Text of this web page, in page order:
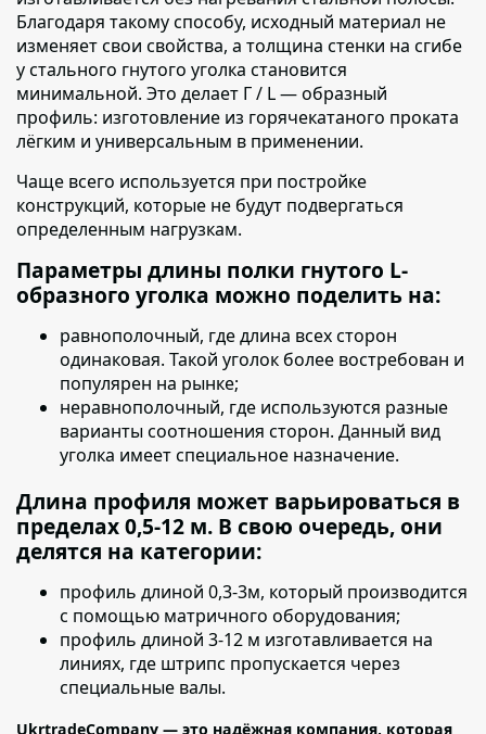
Благодаря такому способу, исходный материал не
изменяет свои свойства, а толщина стенки на сгибе
у стального гнутого уголка становится
минимальной. Это делает Г / L — образный
профиль: изготовление из горячекатаного проката
лёгким и универсальным в применении.
Чаще всего используется при постройке
конструкций, которые не будут подвергаться
определенным нагрузкам.
Параметры длины полки гнутого L-
образного уголка можно поделить на:
равнополочный, где длина всех сторон
одинаковая. Такой уголок более востребован и
популярен на рынке;
неравнополочный, где используются разные
варианты соотношения сторон. Данный вид
уголка имеет специальное назначение.
Длина профиля может варьироваться в
пределах 0,5-12 м. В свою очередь, они
делятся на категории:
профиль длиной 0,3-3м, который производится
с помощью матричного оборудования;
профиль длиной 3-12 м изготавливается на
линиях, где штрипс пропускается через
специальные валы.
UkrtradeCompany — это надёжная компания, которая